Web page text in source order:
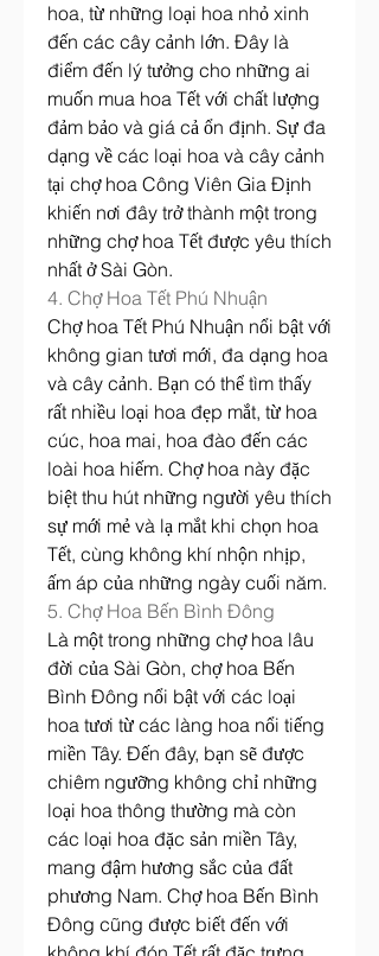
hoa, từ những loại hoa nhỏ xinh
đến các cây cảnh lớn. Đây là
điểm đến lý tưởng cho những ai
muốn mua hoa Tết với chất lượng
đảm bảo và giá cả ổn định. Sự đa
dạng về các loại hoa và cây cảnh
tại chợ hoa Công Viên Gia Định
khiến nơi đây trở thành một trong
những chợ hoa Tết được yêu thích
nhất ở Sài Gòn.
4. Chợ Hoa Tết Phú Nhuận
Chợ hoa Tết Phú Nhuận nổi bật với
không gian tươi mới, đa dạng hoa
và cây cảnh. Bạn có thể tìm thấy
rất nhiều loại hoa đẹp mắt, từ hoa
cúc, hoa mai, hoa đào đến các
loài hoa hiếm. Chợ hoa này đặc
biệt thu hút những người yêu thích
sự mới mẻ và lạ mắt khi chọn hoa
Tết, cùng không khí nhộn nhịp,
ấm áp của những ngày cuối năm.
5. Chợ Hoa Bến Bình Đông
Là một trong những chợ hoa lâu
đời của Sài Gòn, chợ hoa Bến
Bình Đông nổi bật với các loại
hoa tươi từ các làng hoa nổi tiếng
miền Tây. Đến đây, bạn sẽ được
chiêm ngưỡng không chỉ những
loại hoa thông thường mà còn
các loại hoa đặc sản miền Tây,
mang đậm hương sắc của đất
phương Nam. Chợ hoa Bến Bình
Đông cũng được biết đến với